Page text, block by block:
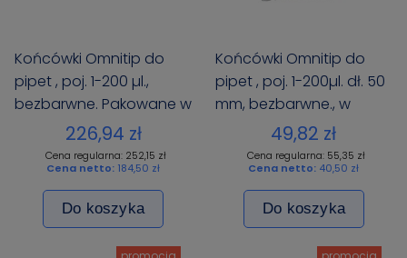
Końcówki Omnitip do
pipet , poj. 1-200 µl.,
bezbarwne. Pakowane w
pudełku rack po 96
szt./pudełko x10
226,94 zł
Cena regularna: 252,15 zł
Cena netto: 184,50 zł
Do koszyka
Końcówki Omnitip do
pipet , poj. 1-200µl. dł. 50
mm, bezbarwne., w
worku , 1000 szt.,
49,82 zł
Cena regularna: 55,35 zł
Cena netto: 40,50 zł
Do koszyka